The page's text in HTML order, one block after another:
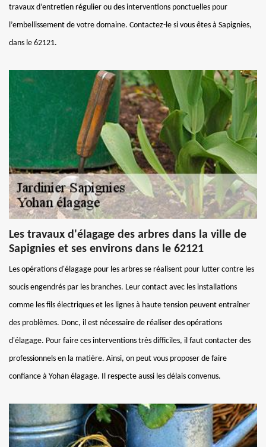
travaux d’entretien régulier ou des interventions ponctuelles pour
l’embellissement de votre domaine. Contactez-le si vous êtes à Sapignies,
dans le 62121.
Les travaux d'élagage des arbres dans la ville de
Sapignies et ses environs dans le 62121
Les opérations d'élagage pour les arbres se réalisent pour lutter contre les
soucis engendrés par les branches. Leur contact avec les installations
comme les fils électriques et les lignes à haute tension peuvent entraîner
des problèmes. Donc, il est nécessaire de réaliser des opérations
d'élagage. Pour faire ces interventions très difficiles, il faut contacter des
professionnels en la matière. Ainsi, on peut vous proposer de faire
confiance à Yohan élagage. Il respecte aussi les délais convenus.